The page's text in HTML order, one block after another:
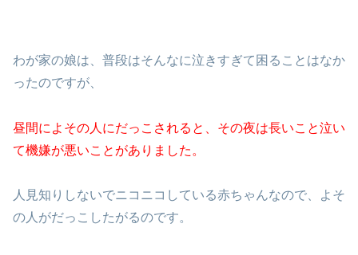
わが家の娘は、普段はそんなに泣きすぎて困ることはなか
ったのですが、
昼間によその人にだっこされると、その夜は長いこと泣い
て機嫌が悪いことがありました。
人見知りしないでニコニコしている赤ちゃんなので、よそ
の人がだっこしたがるのです。